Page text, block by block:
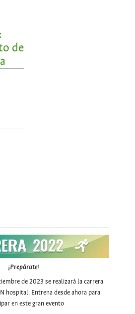
de
¡Prepárate!
de 2023 se realizará la carrera
hospital. Entrena desde ahora para
en este gran evento